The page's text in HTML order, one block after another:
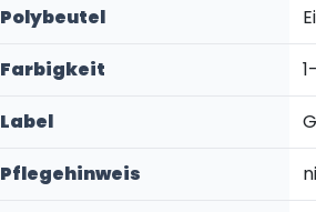
Polybeutel
Farbigkeit
Label
Pflegehinweis